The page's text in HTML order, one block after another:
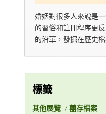
婚姻對很多人來說是
的習俗和註冊程序更
的沿革，發掘在歷史
標籤
其他展覽 / 囍存檔案